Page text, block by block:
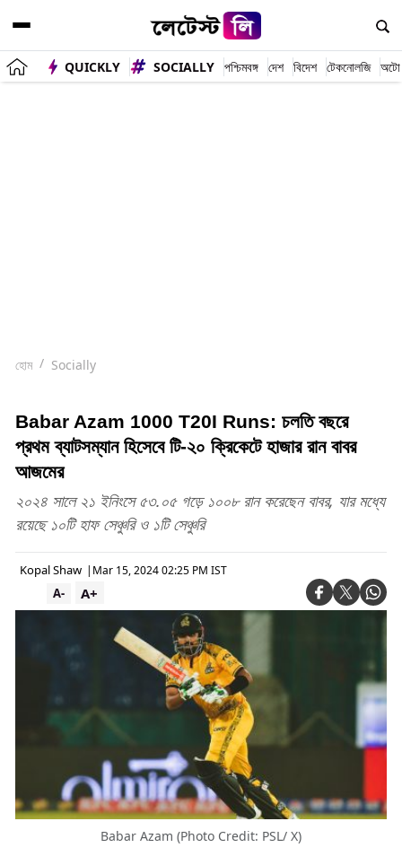
QUICKLY SOCIALLY পশ্চিমবঙ্গ দেশ বিদেশ টেকনোলজি অটো
হোম Socially
Babar Azam 1000 T20I Runs: চলতি বছরে
প্রথম ব্যাটসম্যান হিসেবে টি-২০ ক্রিকেটে হাজার রান বাবর
আজমের
২০২৪ সালে ২১ ইনিংসে ৫৩.০৫ গড়ে ১০০৮ রান করেছেন বাবর, যার মধ্যে
রয়েছে ১০টি হাফ সেঞ্চুরি ও ১টি সেঞ্চুরি
Kopal Shaw | Mar 15, 2024 02:25 PM IST
A+
A-
Babar Azam (Photo Credit: PSL/ X)